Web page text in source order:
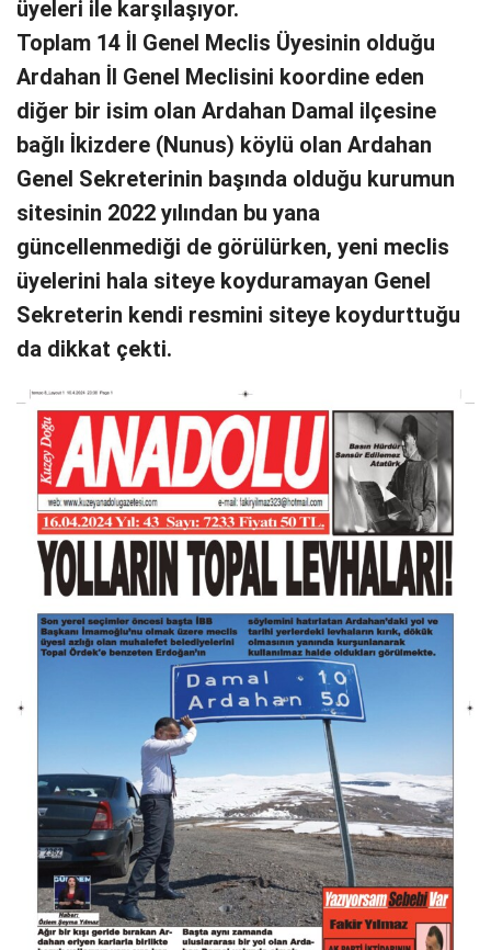
üyeleri ile karşılaşıyor.
Toplam 14 İl Genel Meclis Üyesinin olduğu
Ardahan İl Genel Meclisini koordine eden
diğer bir isim olan Ardahan Damal ilçesine
bağlı İkizdere (Nunus) köylü olan Ardahan
Genel Sekreterinin başında olduğu kurumun
sitesinin 2022 yılından bu yana
güncellenmediği de görülürken, yeni meclis
üyelerini hala siteye koyduramayan Genel
Sekreterin kendi resmini siteye koydurttuğu
da dikkat çekti.